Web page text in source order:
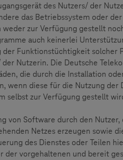
des Nutzers/ der
das Betriebssystem oder
weder zur Verfügung gestellt
auch keinerlei
Funktionstüchtigkeit solcher
Nutzerin. Die Deutsche
die durch die Installation
wenn diese für die Nutzung
selbst zur Verfügung gestellt
von Software durch den
Netzes erzeugen sowie
des Dienstes oder Teilen
der vorgehaltenen und bereit